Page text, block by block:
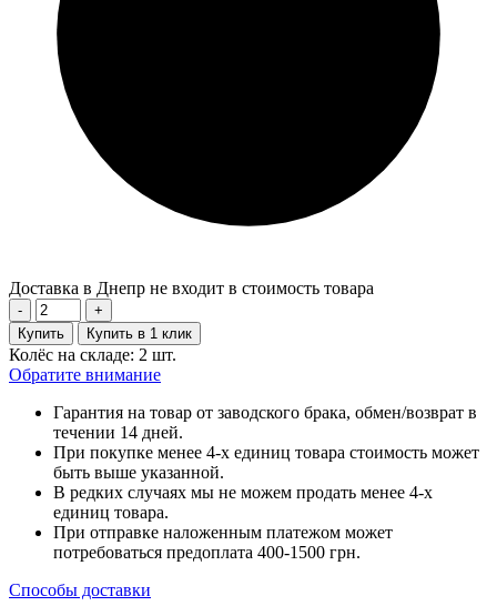
Доставка в Днепр не входит в стоимость товара
-
+
Купить
Купить в 1 клик
Колёс на складе: 2 шт.
Обратите внимание
Гарантия на товар от заводского брака, обмен/возврат в
течении 14 дней.
При покупке менее 4-х единиц товара стоимость может
быть выше указанной.
В редких случаях мы не можем продать менее 4-х
единиц товара.
При отправке наложенным платежом может
потребоваться предоплата 400-1500 грн.
Способы доставки